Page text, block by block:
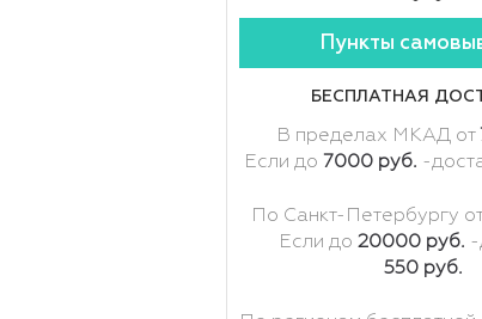
Пункты
БЕСПЛАТНАЯ
В пределах МКАД от
Если до 7000 руб. -
По Санкт-Петербургу
Если до20000 руб. -
550 руб.